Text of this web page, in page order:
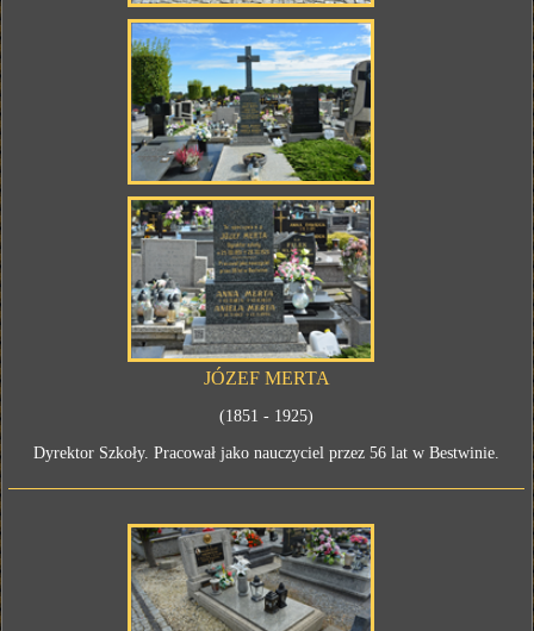
JÓZEF MERTA
(1851 - 1925)
Dyrektor Szkoły. Pracował jako nauczyciel przez 56 lat w Bestwinie.